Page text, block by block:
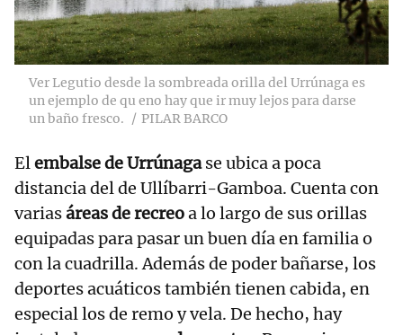
Ver Legutio desde la sombreada orilla del Urrúnaga es
un ejemplo de qu eno hay que ir muy lejos para darse
un baño fresco.
PILAR BARCO
Elembalse de Urrúnagase ubica a poca
distancia del de Ullíbarri-Gamboa. Cuenta con
variasáreas de recreoa lo largo de sus orillas
equipadas para pasar un buen día en familia o
con la cuadrilla. Además de poder bañarse, los
deportes acuáticos también tienen cabida, en
especial los de remo y vela. De hecho, hay